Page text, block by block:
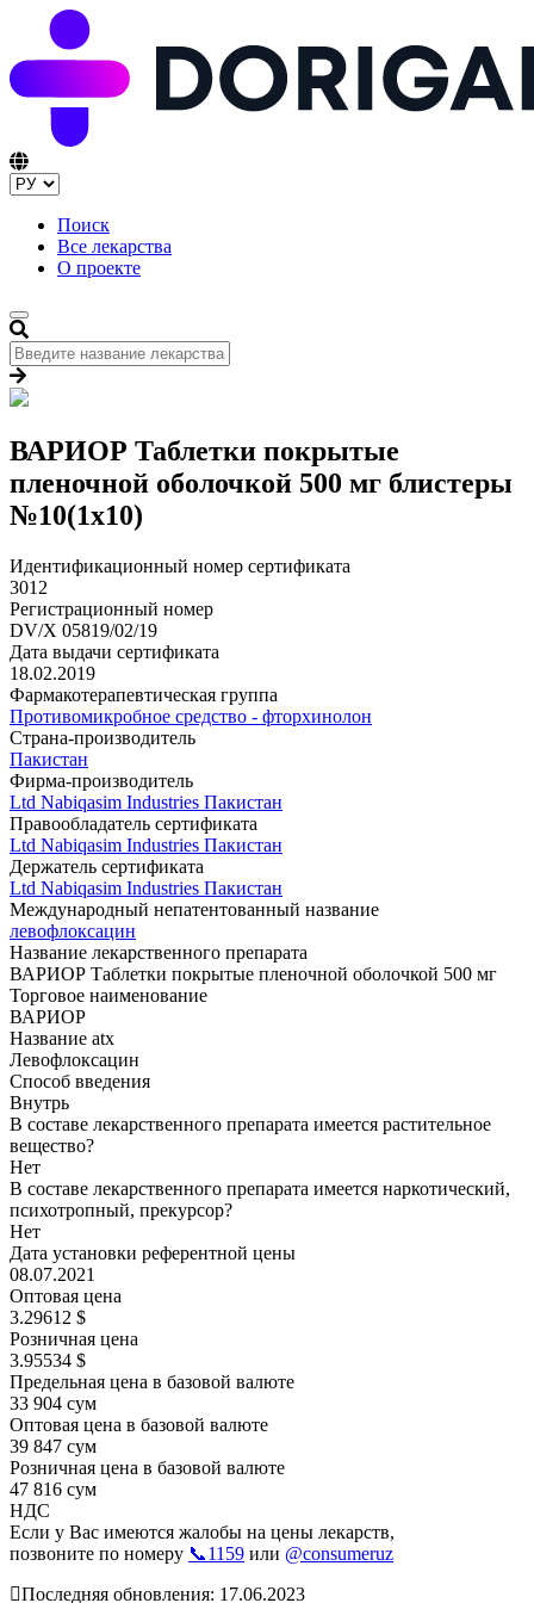
Поиск
Все лекарства
О проекте
ВАРИОР Таблетки покрытые
пленочной оболочкой 500 мг блистеры
№10(1x10)
Идентификационный номер сертификата
3012
Регистрационный номер
DV/X 05819/02/19
Дата выдачи сертификата
18.02.2019
Фармакотерапевтическая группа
Противомикробное средство - фторхинолон
Страна-производитель
Пакистан
Фирма-производитель
Ltd Nabiqasim Industries Пакистан
Правообладатель сертификата
Ltd Nabiqasim Industries Пакистан
Держатель сертификата
Ltd Nabiqasim Industries Пакистан
Международный непатентованный название
левофлоксацин
Название лекарственного препарата
ВАРИОР Таблетки покрытые пленочной оболочкой 500 мг
Торговое наименование
ВАРИОР
Название atx
Левофлоксацин
Способ введения
Внутрь
В составе лекарственного препарата имеется растительное
вещество?
Нет
В составе лекарственного препарата имеется наркотический,
психотропный, прекурсор?
Нет
Дата установки референтной цены
08.07.2021
Оптовая цена
3.29612 $
Розничная цена
3.95534 $
Предельная цена в базовой валюте
33 904 сум
Оптовая цена в базовой валюте
39 847 сум
Розничная цена в базовой валюте
47 816 сум
НДС
Если у Вас имеются жалобы на цены лекарств,
позвоните по номеру 📞1159 или @consumeruz
Последняя обновления: 17.06.2023